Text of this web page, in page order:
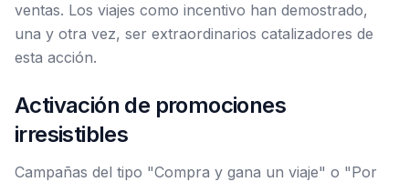
ventas. Los viajes como incentivo han demostrado,
una y otra vez, ser extraordinarios catalizadores de
esta acción.
Activación de promociones
irresistibles
Campañas del tipo "Compra y gana un viaje" o "Por